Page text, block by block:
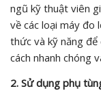
ngũ kỹ thuật viên
về các loại máy đo
thức và kỹ năng để
cách nhanh chóng
2. Sử dụng phụ